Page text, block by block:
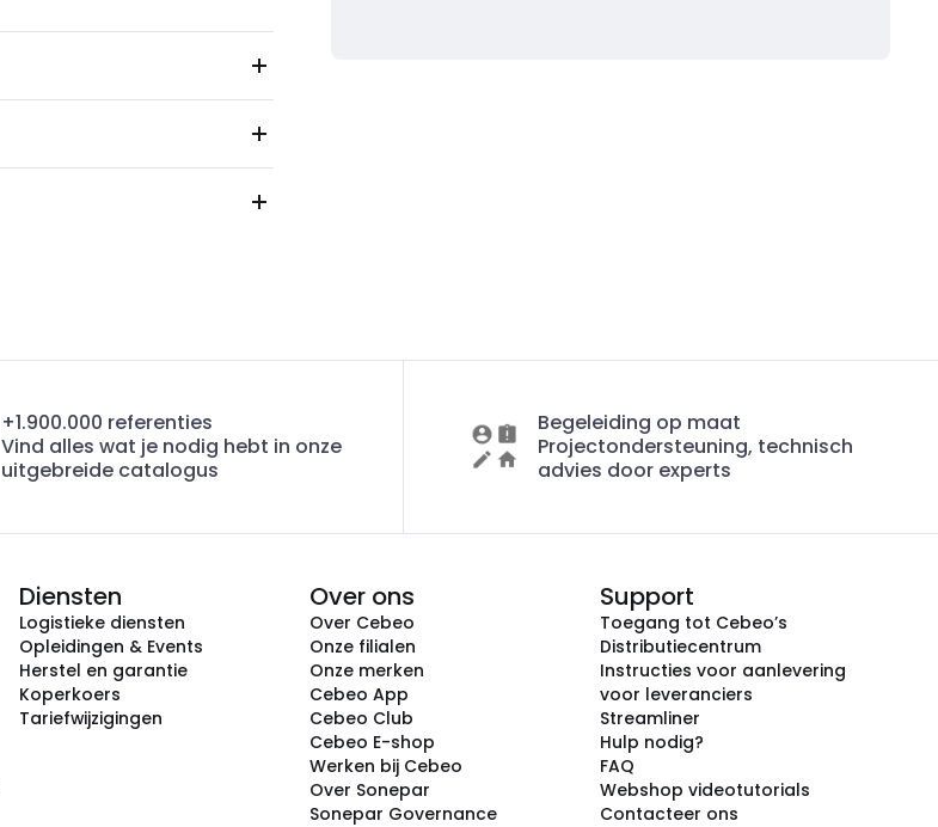
+1.900.000 referenties
Vind alles wat je nodig hebt in onze
uitgebreide catalogus
Begeleiding op maat
Projectondersteuning, technisch
advies door experts
Diensten
Logistieke diensten
Opleidingen & Events
Herstel en garantie
Koperkoers
Tariefwijzigingen
Over ons
Over Cebeo
Onze filialen
Onze merken
Cebeo App
Cebeo Club
Cebeo E-shop
Werken bij Cebeo
Over Sonepar
Sonepar Governance
Support
Toegang tot Cebeo’s
Distributiecentrum
Instructies voor aanlevering
voor leveranciers
Streamliner
Hulp nodig?
FAQ
Webshop videotutorials
Contacteer ons